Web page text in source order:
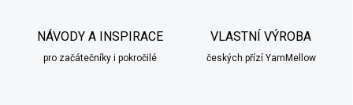
NÁVODY A INSPIRACE
pro začátečníky i pokročilé
VLASTNÍ VÝROBA
českých přízí YarnMellow